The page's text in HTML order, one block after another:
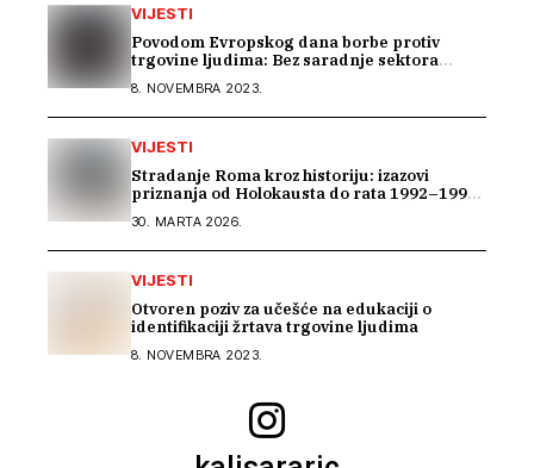
VIJESTI
Povodom Evropskog dana borbe protiv
trgovine ljudima: Bez saradnje sektora
8. NOVEMBRA 2023.
VIJESTI
Stradanje Roma kroz historiju: izazovi
priznanja od Holokausta do rata 1992–1995
30. MARTA 2026.
VIJESTI
Otvoren poziv za učešće na edukaciji o
identifikaciji žrtava trgovine ljudima
8. NOVEMBRA 2023.